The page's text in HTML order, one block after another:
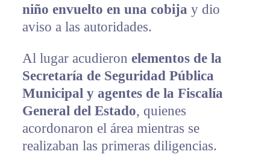
niño envuelto en una cobija y dio
aviso a las autoridades.
Al lugar acudieron elementos de la
Secretaría de Seguridad Pública
Municipal y agentes de la Fiscalía
General del Estado, quienes
acordonaron el área mientras se
realizaban las primeras diligencias.